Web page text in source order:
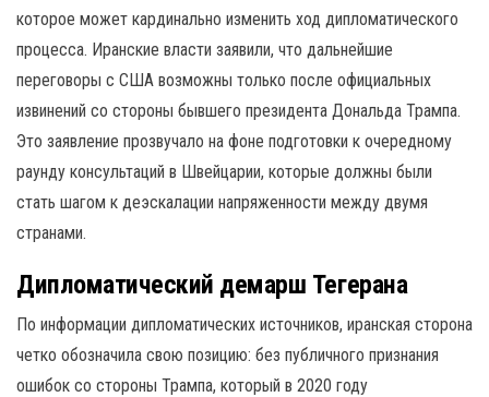
которое может кардинально изменить ход дипломатического
процесса. Иранские власти заявили, что дальнейшие
переговоры с США возможны только после официальных
извинений со стороны бывшего президента Дональда Трампа.
Это заявление прозвучало на фоне подготовки к очередному
раунду консультаций в Швейцарии, которые должны были
стать шагом к деэскалации напряженности между двумя
странами.
Дипломатический демарш Тегерана
По информации дипломатических источников, иранская сторона
четко обозначила свою позицию: без публичного признания
ошибок со стороны Трампа, который в 2020 году